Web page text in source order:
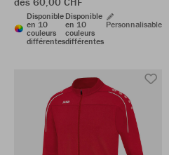
Disponible
en 10
couleurs
différentes
Disponible
en 10
couleurs
différentes
Personnalisable